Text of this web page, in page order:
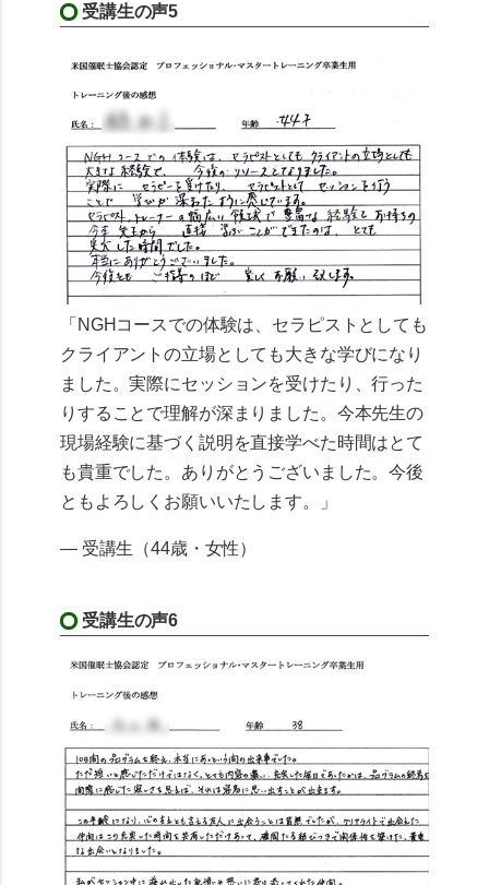
受講生の声5
「NGHコースでの体験は、セラピストとしても
クライアントの立場としても大きな学びになり
ました。実際にセッションを受けたり、行った
りすることで理解が深まりました。今本先生の
現場経験に基づく説明を直接学べた時間はとて
も貴重でした。ありがとうございました。今後
ともよろしくお願いいたします。」
— 受講生（44歳・女性）
受講生の声6